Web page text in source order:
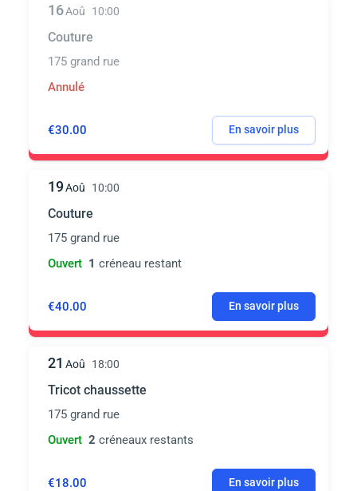
16Aoû 10:00
Couture
175 grand rue
Annulé
€30.00 En savoir plus
19Aoû 10:00
Couture
175 grand rue
Ouvert 1 créneau restant
€40.00 En savoir plus
21 Aoû 18:00
Tricot chaussette
175 grand rue
Ouvert 2 créneaux restants
€18.00 En savoir plus